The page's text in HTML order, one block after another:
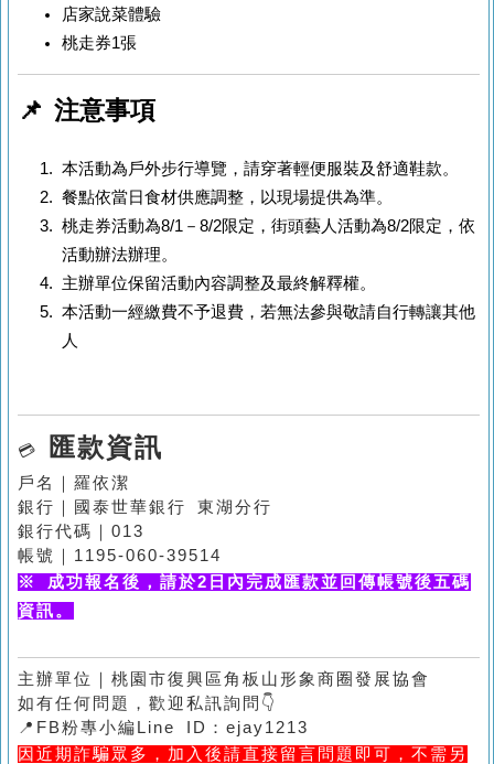
店家說菜體驗
桃走券1張
📌 注意事項
本活動為戶外步行導覽，請穿著輕便服裝及舒適鞋款。
餐點依當日食材供應調整，以現場提供為準。
桃走券活動為8/1－8/2限定，街頭藝人活動為8/2限定，依
活動辦法辦理。
主辦單位保留活動內容調整及最終解釋權。
本活動一經繳費不予退費，若無法參與敬請自行轉讓其他
人
💳 匯款資訊
戶名｜羅依潔
銀行｜國泰世華銀行 東湖分行
銀行代碼｜013
帳號｜1195-060-39514
※ 成功報名後，請於2日內完成匯款並回傳帳號後五碼
資訊。
主辦單位｜桃園市復興區角板山形象商圈發展協會
如有任何問題，歡迎私訊詢問👇
📍FB粉專小編Line ID：ejay1213
因近期詐騙眾多，加入後請直接留言問題即可，不需另